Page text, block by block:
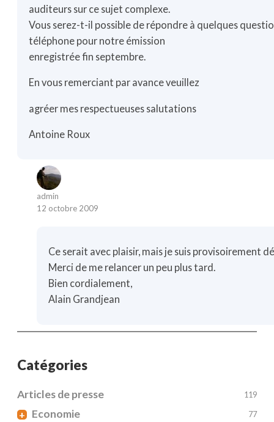
auditeurs sur ce sujet complexe.
Vous serez-t-il possible de répondre à quelques
téléphone pour notre émission
enregistrée fin septembre.
En vous remerciant par avance veuillez
agréer mes respectueuses salutations
Antoine Roux
admin
12 octobre 2009
Ce serait avec plaisir, mais je suis provisoirement
Merci de me relancer un peu plus tard.
Bien cordialement,
Alain Grandjean
Catégories
Articles de presse 119
+ Economie 77